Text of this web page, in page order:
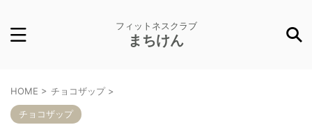
フィットネスクラブ
まちけん
HOME > チョコザップ >
チョコザップ